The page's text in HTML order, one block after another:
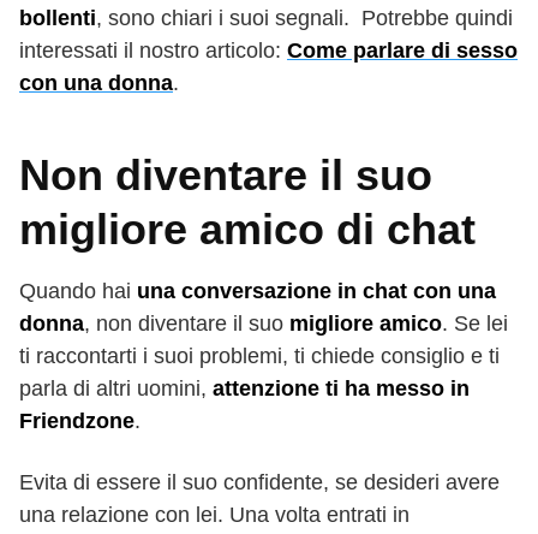
bollenti, sono chiari i suoi segnali. Potrebbe quindi
interessati il nostro articolo: Come parlare di sesso
con una donna.
Non diventare il suo
migliore amico di chat
Quando hai una conversazione in chat con una
donna, non diventare il suo migliore amico. Se lei
ti raccontarti i suoi problemi, ti chiede consiglio e ti
parla di altri uomini, attenzione ti ha messo in
Friendzone.
Evita di essere il suo confidente, se desideri avere
una relazione con lei. Una volta entrati in